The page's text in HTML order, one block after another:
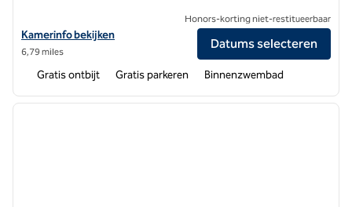
Bekijk hoteldetails voor Hampton Inn & Suites St. Louis-Edwardsville
Kamerinfo bekijken
6,79 miles
Honors-korting niet-restitueerbaar
Datums selecteren
Gratis ontbijt Gratis parkeren Binnenzwembad
1 van 10